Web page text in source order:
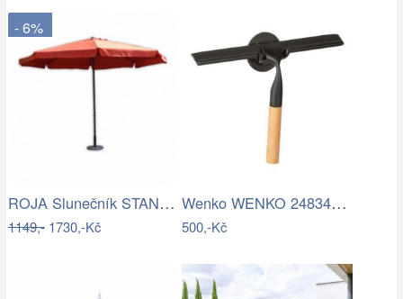
- 6%
ROJA Slunečník STANDART 4m - terracota
1149,-1730,-Kč
Wenko WENKO 24834100 - Stěrka BAMBUSa…
500,-Kč